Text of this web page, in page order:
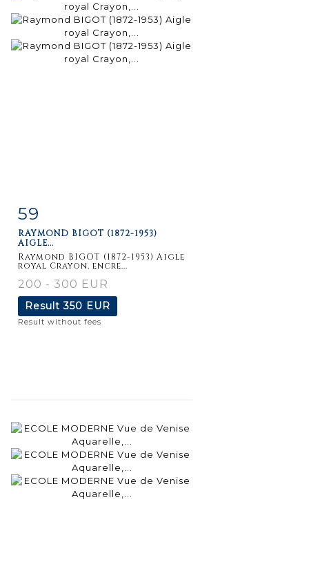
Item detail
59
RAYMOND BIGOT (1872-1953)
AIGLE...
Raymond BIGOT (1872-1953) Aigle
royal Crayon, encre...
200 - 300 EUR
Result350 EUR
Result without fees